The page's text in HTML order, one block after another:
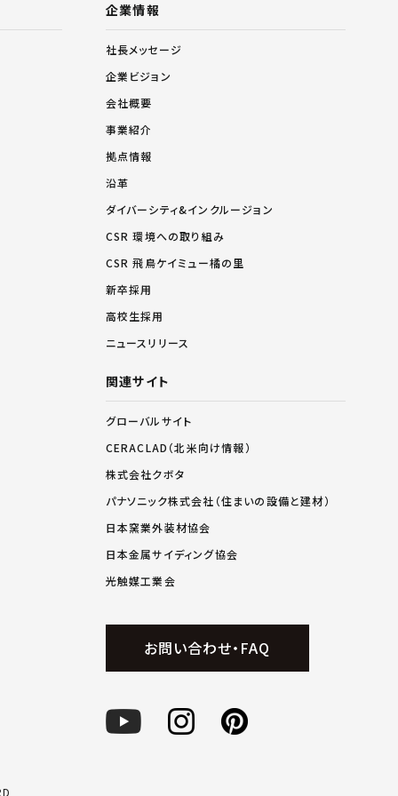
企業情報
社長メッセージ
企業ビジョン
会社概要
事業紹介
拠点情報
沿革
ダイバーシティ&インクルージョン
CSR 環境への取り組み
CSR 飛鳥ケイミュー橘の里
新卒採用
高校生採用
ニュースリリース
関連サイト
グローバルサイト
CERACLAD（北米向け情報）
株式会社クボタ
パナソニック株式会社（住まいの設備と建材）
日本窯業外装材協会
日本金属サイディング協会
光触媒工業会
お問い合わせ・FAQ